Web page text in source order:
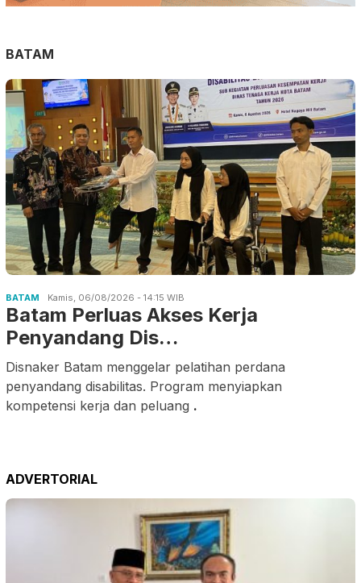
BATAM
BATAM Kamis, 06/08/2026 - 14:15 WIB
Batam Perluas Akses Kerja
Penyandang Dis…
Disnaker Batam menggelar pelatihan perdana
penyandang disabilitas. Program menyiapkan
kompetensi kerja dan peluang .
ADVERTORIAL